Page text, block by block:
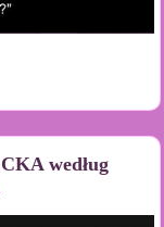
według